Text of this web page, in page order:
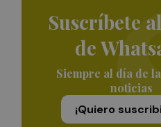
Suscríbete
de
Siempre al día de
noticias
¡Quiero